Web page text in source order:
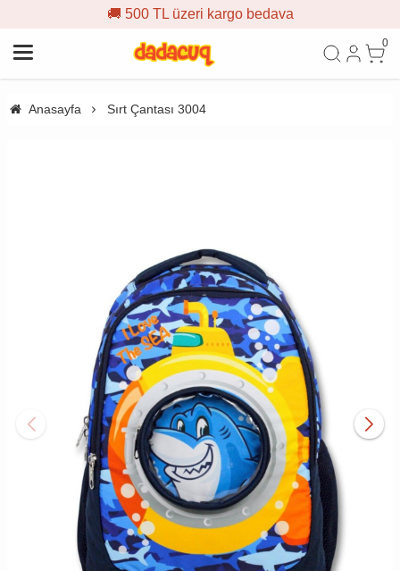
🚚 500 TL üzeri kargo bedava
0
Anasayfa Sırt Çantası 3004